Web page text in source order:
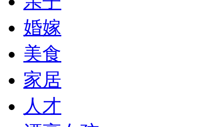
婚嫁
美食
家居
人才